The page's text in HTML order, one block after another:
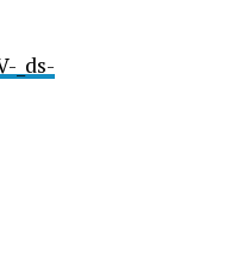
_ds-